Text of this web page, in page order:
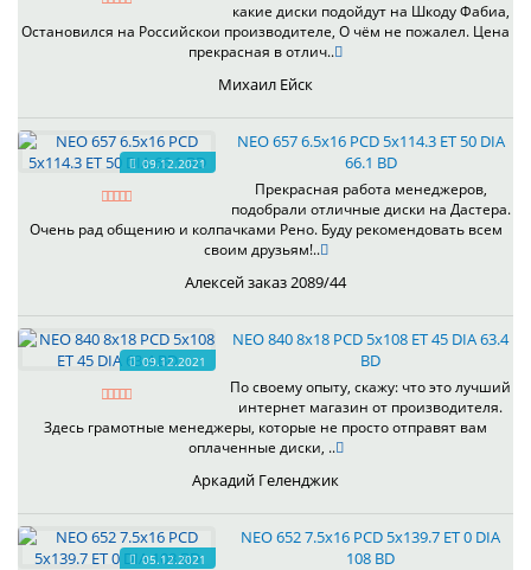
какие диски подойдут на Шкоду Фабиа,
Остановился на Российскои производителе, О чём не пожалел. Цена
прекрасная в отлич..
Михаил Ейск
09.12.2021
NEO 657 6.5x16 PCD 5x114.3 ET 50 DIA
66.1 BD
Прекрасная работа менеджеров,
подобрали отличные диски на Дастера.
Очень рад общению и колпачками Рено. Буду рекомендовать всем
своим друзьям!..
Алексей заказ 2089/44
09.12.2021
NEO 840 8x18 PCD 5x108 ET 45 DIA 63.4
BD
По своему опыту, скажу: что это лучший
интернет магазин от производителя.
Здесь грамотные менеджеры, которые не просто отправят вам
оплаченные диски, ..
Аркадий Геленджик
05.12.2021
NEO 652 7.5x16 PCD 5x139.7 ET 0 DIA
108 BD